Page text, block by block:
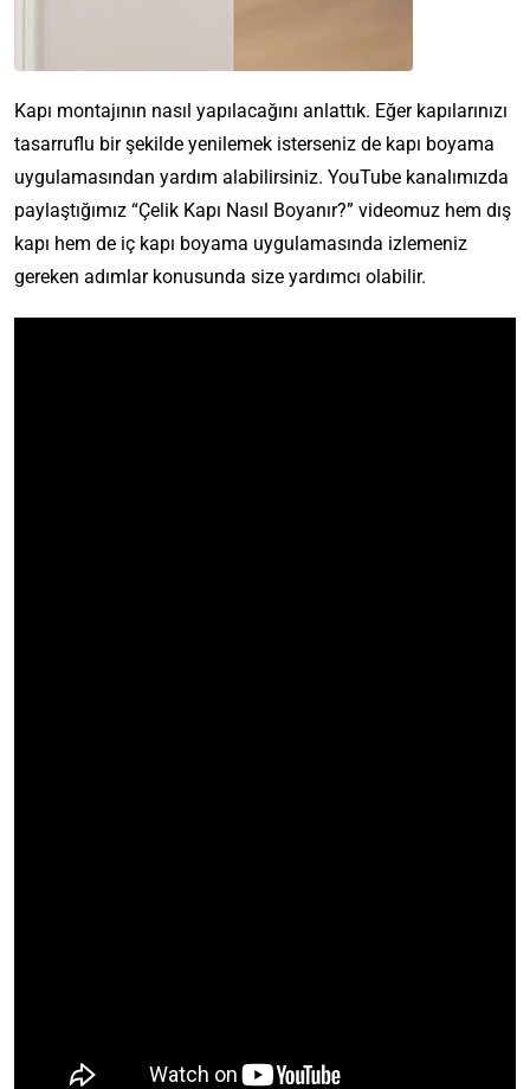
Kapı montajının nasıl yapılacağını anlattık. Eğer kapılarınızı
tasarruflu bir şekilde yenilemek isterseniz de kapı boyama
uygulamasından yardım alabilirsiniz. YouTube kanalımızda
paylaştığımız “Çelik Kapı Nasıl Boyanır?” videomuz hem dış
kapı hem de iç kapı boyama uygulamasında izlemeniz
gereken adımlar konusunda size yardımcı olabilir.